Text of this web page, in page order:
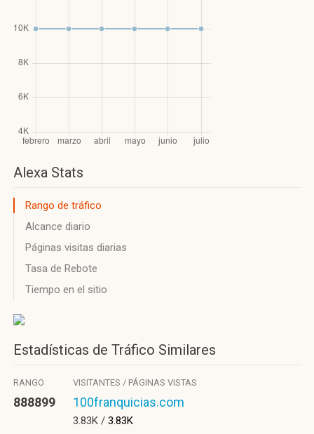
Alexa Stats
Rango de tráfico
Alcance diario
Páginas visitas diarias
Tasa de Rebote
Tiempo en el sitio
Estadísticas de Tráfico Similares
RANGO VISITANTES / PÁGINAS VISTAS
888899 100franquicias.com
3.83K / 3.83K